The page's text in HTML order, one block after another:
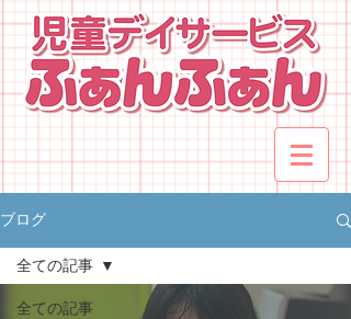
ブログ
全ての記事
全ての記事